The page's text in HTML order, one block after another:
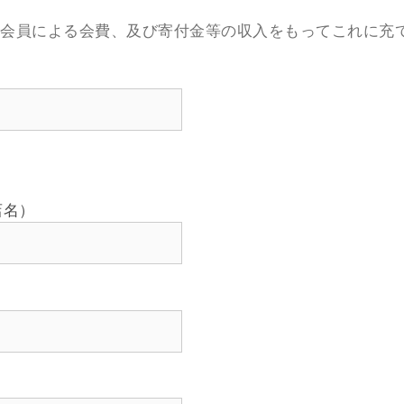
員による会費、及び寄付金等の収入をもってこれに充
）